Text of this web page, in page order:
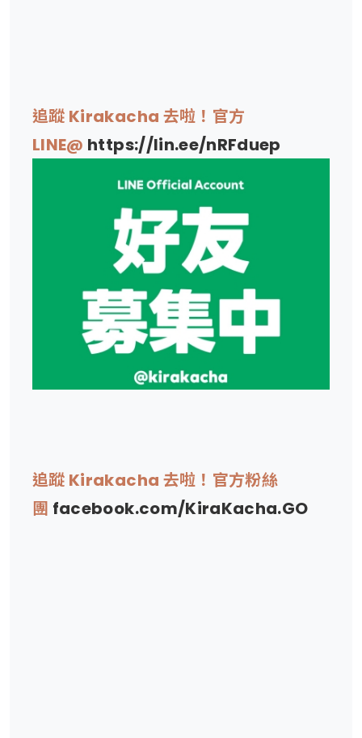
追蹤 Kirakacha 去啦！官方
LINE@ https://lin.ee/nRFduep
追蹤 Kirakacha 去啦！官方粉絲
團 facebook.com/KiraKacha.GO